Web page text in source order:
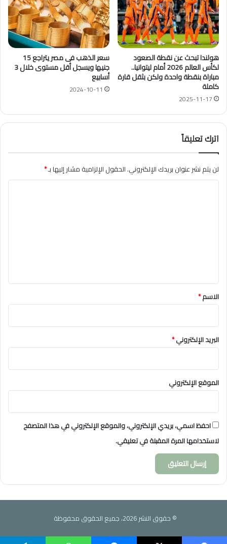
هولندا تبحث عن نقطة الصعود
لكأس العالم 2026 أمام ليتوانيا..
مباراة بنقطة واحدة ولكن بثقل قارة
كاملة
2025-11-17
سعر الذهب فى مصر يتراجع 15
جنيها ويسجل أقل مستوى خلال 3
أسابيع
2024-10-11
اترك تعليقاً
لن يتم نشر عنوان بريدك الإلكتروني.الحقول الإلزامية مشار إليها بـ*
*
الاسم*
البريد الإلكتروني*
الموقع الإلكتروني
احفظ اسمي، بريدي الإلكتروني، والموقع الإلكتروني في هذا المتصفح
لاستخدامها المرة المقبلة في تعليقي.
© حقوق النشر 2026، جميع الحقوق محفوظة